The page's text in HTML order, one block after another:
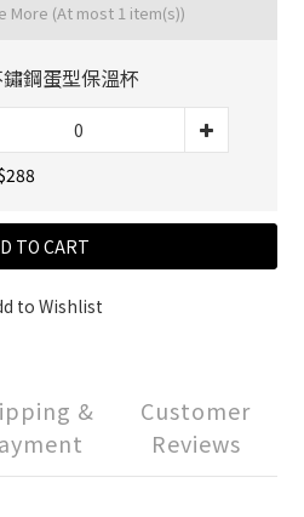
More (At most 1 item(s))
鋼蛋型保溫杯
TO CART
to Wishlist
&
Customer
Reviews